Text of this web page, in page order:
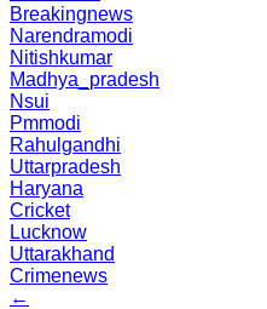
Breakingnews
Narendramodi
Nitishkumar
Madhya_pradesh
Nsui
Pmmodi
Rahulgandhi
Uttarpradesh
Haryana
Cricket
Lucknow
Uttarakhand
Crimenews
←